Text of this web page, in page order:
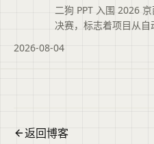
二狗 PPT 入围 2026
决赛，标志着项目从
从文档、纪要等材料梳
2026-08-04
返回博客